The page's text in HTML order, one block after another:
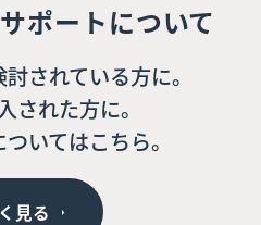
ポートについて
されている方に。
された方に。
いてはこちら。
見る